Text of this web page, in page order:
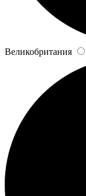
Великобритания